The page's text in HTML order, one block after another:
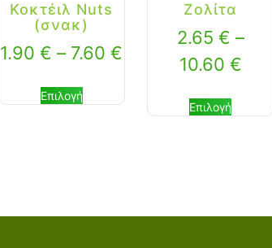
Κοκτέιλ Nuts
(σνακ)
1.90€ – 7.60€
Επιλογή
Ζολίτα
2.65 € –
10.60 €
Επιλογή